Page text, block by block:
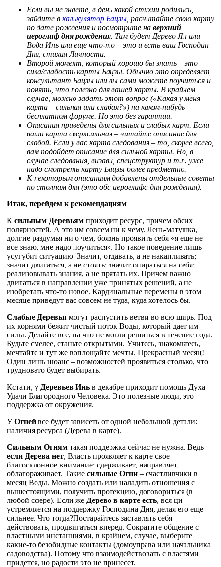
Если вы не знаете, в день какой стихии родились,
зайдите в калькулятор Бацзы , расчитайте свою карту
по дате рождения и посмотрите на верхний
иероглиф дня рождения. Там будет Дерево Ян или
Вода Инь или еще что-то – это и есть ваш Господин
Дня, стихия Личности.
Второй момент, который хорошо бы знать – это
сила/слабость карты Бацзы. Обычно это определяет
консультант Бацзы или вы сами можете поучиться и
понять, что полезно для вашей карты. В крайнем
случае, можно задать этот вопрос («Какая у меня
карта – сильная или слабая?») на каком-нибудь
бесплатном форуме. Но это без гарантии.
Описания приведены для сильных и слабых карт. Если
ваша карта сверхсильная – читайте описание для
слабой. Если у вас карта следования – то, скорее всего,
вам подойдет описание для сильной карты. Но, в
случае следования, визави, спецструктур и т.п. уже
надо смотреть карту Бацзы более предметно.
К некоторым описаниям добавлены отдельные советы
по столпам дня (это оба иероглифа дня рождения).
Итак, перейдем к рекомендациям
К сильным Деревьям приходит ресурс, причем обеих
полярностей. А это им совсем ни к чему. Лень-матушка,
долгие раздумья ни о чем, боязнь проявить себя «я еще не
все знаю, мне надо поучиться». Но такое поведение лишь
усугубит ситуацию. Значит, отдавать, а не накапливать;
значит двигаться, а не стоять; значит опираться на себя;
реализовывать знания, а не прятать их. Причем важно
двигаться в направлении уже принятых решений, а не
изобретать что-то новое. Кардинальные перемены в этом
месяце приведут вас совсем не туда, куда хотелось бы.
Слабые Деревья могут распустить ветви во всю ширь. Под
их корнями бежит чистый поток Воды, который дает им
силы. Делайте все, на что не могли решиться в течение года.
Будьте смелее, станьте открытыми. Учитесь, знакомьтесь,
мечтайте и тут же воплощайте мечты. Прекрасный месяц!
Один лишь нюанс – возможностей проявиться столько, что
трудновато будет выбирать.
Кстати, у Деревьев Инь в декабре приходит помощь Духа
Удачи Благородного Человека. Это полезные люди, это
поддержка от окружения.
УОгней все будет зависеть от одной небольшой детали:
наличия ресурса (Дерева в карте).
Сильным Огням такая поддержка сейчас не нужна. Ведь
если Дерева нет, Власть проявляет к карте свое
благосклонное внимание: сдерживает, направляет,
облагораживает. Такие сильные Огни – счастливчики в
месяц Воды. Можно создать или наладить отношения с
вышестоящими, получить протекцию, договориться (в
любой сфере). Если же Дерево в карте есть, вся ци
устремляется на поддержку Господина Дня, делая его еще
сильнее. Что тогда?Постарайтесь заставлять себя
действовать, продвигаться вперед. Сократите общение с
властными инстанциями, в крайнем, случае, выберите
какие-то безобидные контакты (домоуправа или начальника
садоводства). Потому что взаимодействовать с властями
придется, но радости это не принесет.